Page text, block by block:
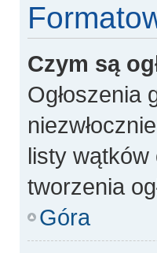
Czym są
Ogłoszenia
listy wątków
tworzenia
Góra